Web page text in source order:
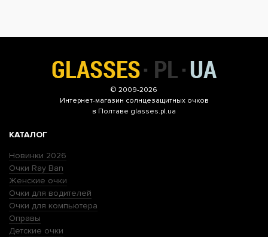
© 2009-2026
Интернет-магазин солнцезащитных очков
в Полтаве glasses.pl.ua
КАТАЛОГ
Новинки 2026
Очки Ray Ban
Женские очки
Очки для водителей
Очки для компьютера
Оправы
Детские очки